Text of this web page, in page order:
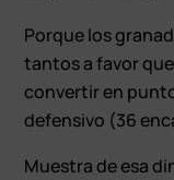
Porque los
tantos a favor
convertir en
defensivo (36
Muestra de esa